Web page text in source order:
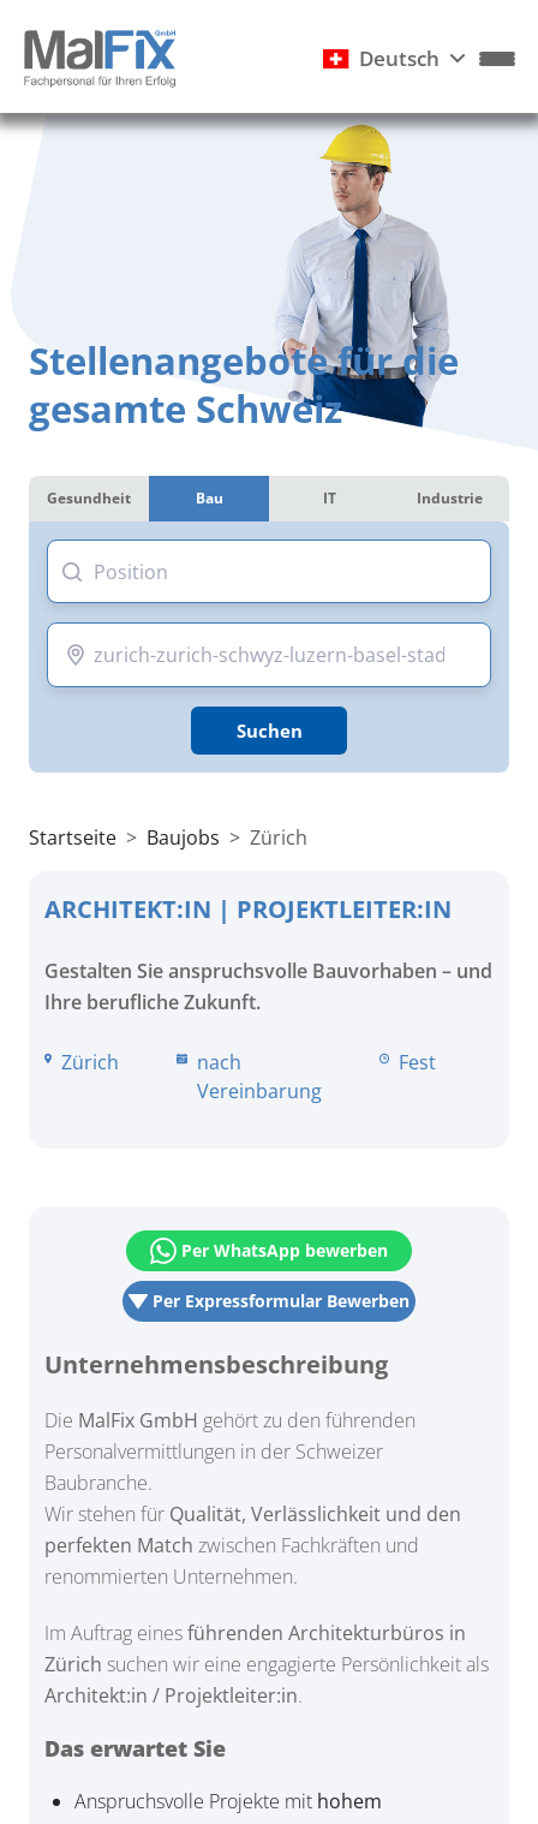
Deutsch
Stellenangebote für die
gesamte Schweiz
Gesundheit Bau IT Industrie
Suchen
Startseite Baujobs Zürich
ARCHITEKT:IN | PROJEKTLEITER:IN
Gestalten Sie anspruchsvolle Bauvorhaben – und
Ihre berufliche Zukunft.
Zürich
nach
Vereinbarung
Fest
Per Expressformular Bewerben
Per WhatsApp bewerben
Unternehmensbeschreibung
Die MalFix GmbH gehört zu den führenden
Personalvermittlungen in der Schweizer
Baubranche.
Wir stehen für Qualität, Verlässlichkeit und den
perfekten Match zwischen Fachkräften und
renommierten Unternehmen.
Im Auftrag einesführenden Architekturbüros in
Zürich suchen wir eine engagierte Persönlichkeit als
Architekt:in / Projektleiter:in.
Das erwartet Sie
Anspruchsvolle Projekte mit hohem